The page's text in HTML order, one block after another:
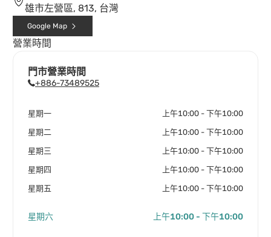
雄市左營區, 813, 台灣
Google Map
營業時間
門市營業時間
+886-73489525
星期一 上午10:00 - 下午10:00
星期二 上午10:00 - 下午10:00
星期三 上午10:00 - 下午10:00
星期四 上午10:00 - 下午10:00
星期五 上午10:00 - 下午10:00
星期六 上午10:00 - 下午10:00